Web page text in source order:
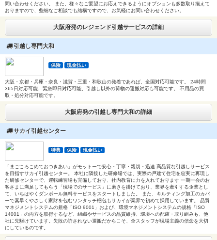
問い合わせください。 また、様々なご要望にお応えできるようにオプションも多数取り揃えて
おりますので、些細なご相談でも結構ですので、お気軽にお問い合わせください。
大阪府発のレジェンド引越サービスの詳細
引越し専門大和
保険 現金払い
大阪・京都・兵庫・奈良・滋賀・三重・和歌山の発着であれば、全国対応可能です。 24時間
365日対応可能、緊急即日対応可能、引越し以外の荷物の運搬対応も可能です。 不用品の買
取・処分対応可能です。
大阪府発の引越し専門大和の詳細
サカイ引越センター
特典 保険 現金払い
「まごころこめておつきあい」がモットーで安心・丁寧・親切・迅速 高品質な引越しサービス
を目指すサカイ引越センター。 本社に隣接した研修場では、実際の戸建て住宅を忠実に再現し
た研修センターで、運転練習場も完備しており、社内教育に力を入れております 一期一会のお
客さまに満足してもらう「現場でのサービス」に磨きを掛けており、業界を牽引する企業とし
て、いちはやくダンボール無料サービスをスタートしました。 また、キルティング加工のカバ
ーで素早くやさしく家財を包むワンタッチ梱包もサカイが業界で初めて採用しています。 品質
マネジメントシステムの規格「ISO 9001」および、環境マネジメントシステムの規格「ISO
14001」の両方を取得するなど、組織やサービスの品質維持、環境への配慮・取り組みも、他
社に先駆けています。失敗の許されない運搬だからこそ、全スタッフが現場主義の信念を大切
にしているのです。